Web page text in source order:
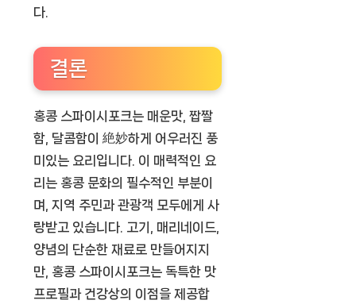
다.
결론
홍콩 스파이시포크는 매운맛, 짭짤
함, 달콤함이 絶妙하게 어우러진 풍
미있는 요리입니다. 이 매력적인 요
리는 홍콩 문화의 필수적인 부분이
며, 지역 주민과 관광객 모두에게 사
랑받고 있습니다. 고기, 매리네이드,
양념의 단순한 재료로 만들어지지
만, 홍콩 스파이시포크는 독특한 맛
프로필과 건강상의 이점을 제공합